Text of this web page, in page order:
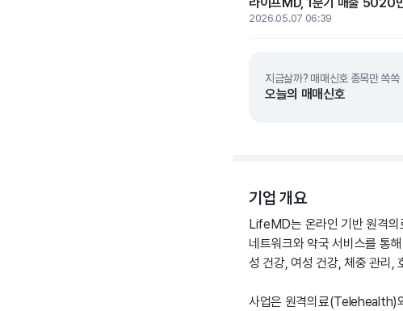
2026.05.07 06:39
지금살까? 매매신호 종목만 쏙쏙
오늘의 매매신호
기업 개요
LifeMD는 온라인 기반 원격의
네트워크와 약국 서비스를 통
성 건강, 여성 건강, 체중 관리,
사업은 원격의료(Telehealth)